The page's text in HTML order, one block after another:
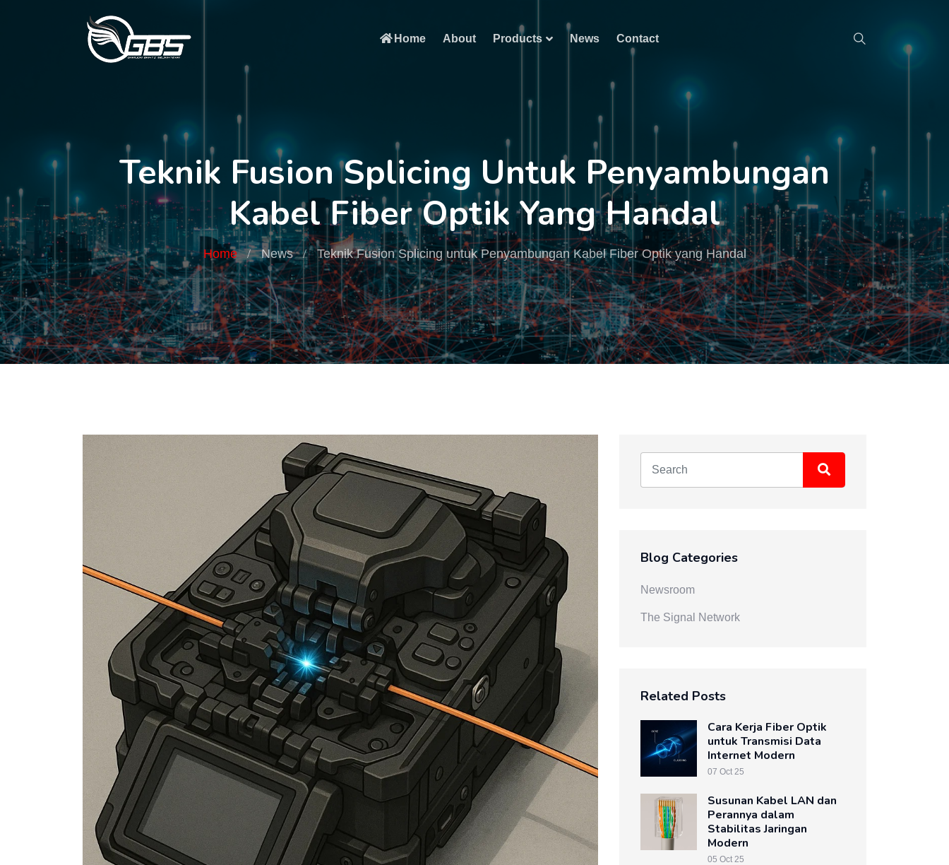
Home About Products News Contact
Teknik Fusion Splicing Untuk Penyambungan
Kabel Fiber Optik Yang Handal
Home News Teknik Fusion Splicing untuk Penyambungan Kabel Fiber Optik yang Handal
Blog Categories
Newsroom
The Signal Network
Related Posts
Cara Kerja Fiber Optik
untuk Transmisi Data
Internet Modern
07 Oct 25
Susunan Kabel LAN dan
Perannya dalam
Stabilitas Jaringan
Modern
05 Oct 25